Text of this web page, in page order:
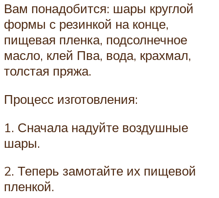
Вам понадобится: шары круглой
формы с резинкой на конце,
пищевая пленка, подсолнечное
масло, клей Пва, вода, крахмал,
толстая пряжа.
Процесс изготовления:
1. Сначала надуйте воздушные
шары.
2. Теперь замотайте их пищевой
пленкой.